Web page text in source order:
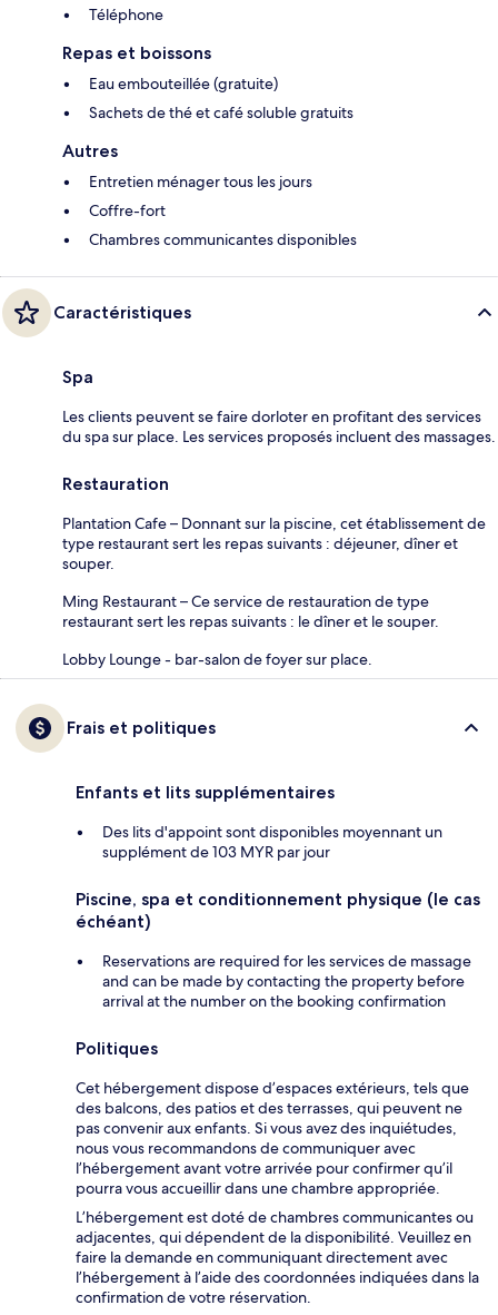
Téléphone
Repas et boissons
Eau embouteillée (gratuite)
Sachets de thé et café soluble gratuits
Autres
Entretien ménager tous les jours
Coffre-fort
Chambres communicantes disponibles
Caractéristiques
Spa
Les clients peuvent se faire dorloter en profitant des services
du spa sur place. Les services proposés incluent des massages.
Restauration
Plantation Cafe – Donnant sur la piscine, cet établissement de
type restaurant sert les repas suivants : déjeuner, dîner et
souper.
Ming Restaurant – Ce service de restauration de type
restaurant sert les repas suivants : le dîner et le souper.
Lobby Lounge - bar-salon de foyer sur place.
Frais et politiques
Enfants et lits supplémentaires
Des lits d'appoint sont disponibles moyennant un
supplément de 103 MYR par jour
Piscine, spa et conditionnement physique (le cas
échéant)
Reservations are required for les services de massage
and can be made by contacting the property before
arrival at the number on the booking confirmation
Politiques
Cet hébergement dispose d’espaces extérieurs, tels que
des balcons, des patios et des terrasses, qui peuvent ne
pas convenir aux enfants. Si vous avez des inquiétudes,
nous vous recommandons de communiquer avec
l’hébergement avant votre arrivée pour confirmer qu’il
pourra vous accueillir dans une chambre appropriée.
L’hébergement est doté de chambres communicantes ou
adjacentes, qui dépendent de la disponibilité. Veuillez en
faire la demande en communiquant directement avec
l’hébergement à l’aide des coordonnées indiquées dans la
confirmation de votre réservation.